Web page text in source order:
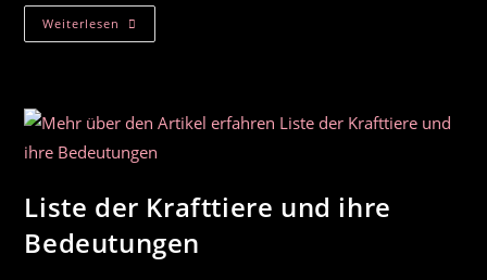
Weiterlesen Krähe
Und
Liste der Krafttiere und ihre
Bedeutungen